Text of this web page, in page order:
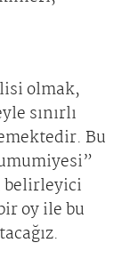
olmak,
sınırlı
Bu
belirleyici
oy ile bu